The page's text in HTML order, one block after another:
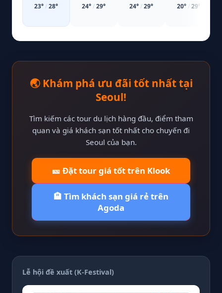
23°/28°
24°/29°
24°/29°
20° /29°
🌏 Khám phá ưu đãi tốt nhất tại
Seoul!
Tìm kiếm các tour du lịch hàng đầu, điểm tham
quan và giá khách sạn tốt nhất cho chuyến đi
Seoul của bạn.
🎫 Đặt tour giá tốt trên Klook
🏨 Tìm khách sạn giá rẻ trên
Agoda
Lễ hội đề xuất (K-Festival)